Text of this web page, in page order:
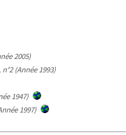
2005)
(Année 1993)
1947)
1997)